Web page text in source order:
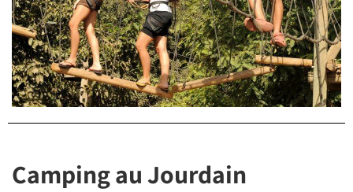
Camping au Jourdain